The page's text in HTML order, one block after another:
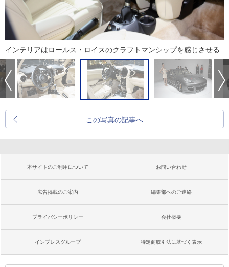
インテリアはロールス・ロイスのクラフトマンシップを感じさせる
この写真の記事へ
本サイトのご利用について お問い合わせ
広告掲載のご案内 編集部へのご連絡
プライバシーポリシー 会社概要
インプレスグループ 特定商取引法に基づく表示